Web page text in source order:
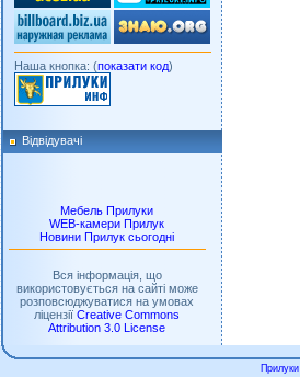
Наша кнопка: (показати код)
Відвідувачі
Мебель Прилуки
WEB-камери Прилук
Новини Прилук сьогодні
Вся інформація, що
використовується на сайті може
розповсюджуватися на умовах
ліцензіїCreative Commons
Attribution 3.0 License
Прилуки